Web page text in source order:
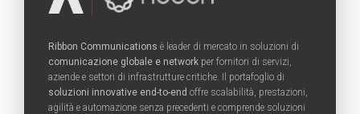
Ribbon Communications è leader di mercato in soluzioni di
comunicazione globale e network per fornitori di servizi,
aziende e settori di infrastrutture critiche. Il portafoglio di
soluzioni innovative end-to-end offre scalabilità, prestazioni,
agilità e automazione senza precedenti e comprende soluzioni